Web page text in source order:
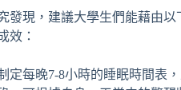
發現，建議大學生們能藉由
效：
定每晚7-8小時的睡眠時間表